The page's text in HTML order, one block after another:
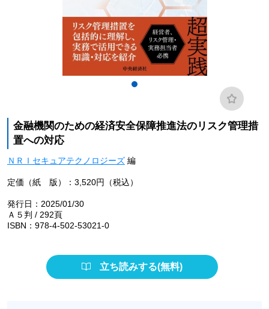
金融機関のための経済安全保障推進法のリスク管理措
置への対応
ＮＲＩセキュアテクノロジーズ編
定価（紙 版）：3,520円（税込）
発行日：2025/01/30
Ａ５判 / 292頁
ISBN：978-4-502-53021-0
立ち読みする(無料)